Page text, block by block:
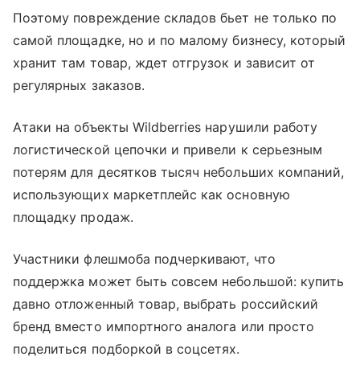
Поэтому повреждение складов бьет не только по
самой площадке, но и по малому бизнесу, который
хранит там товар, ждет отгрузок и зависит от
регулярных заказов.
Атаки на объекты Wildberries нарушили работу
логистической цепочки и привели к серьезным
потерям для десятков тысяч небольших компаний,
использующих маркетплейс как основную
площадку продаж.
Участники флешмоба подчеркивают, что
поддержка может быть совсем небольшой: купить
давно отложенный товар, выбрать российский
бренд вместо импортного аналога или просто
поделиться подборкой в соцсетях.